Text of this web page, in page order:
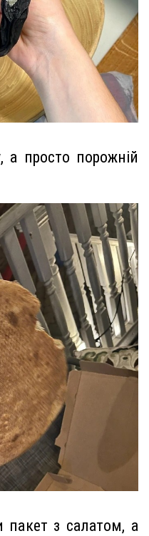
а просто порожній
пакет з салатом, а